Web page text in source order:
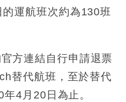
運航班次約為130班
方連結自行申請退票
替代航班，至於替代
4月20日為止。